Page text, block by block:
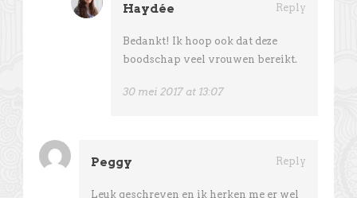
Haydée Reply
Bedankt! Ik hoop ook dat deze
boodschap veel vrouwen bereikt.
30 mei 2017 at 13:07
Peggy Reply
Leuk geschreven en ik herken me er wel